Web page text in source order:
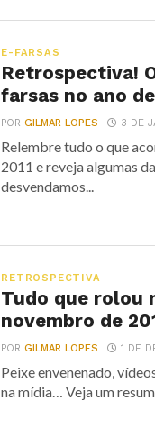
E-FARSAS
Retrospectiva!
farsas no ano de
PORGILMAR LOPES 3 DE
Relembre tudo o que
2011 e reveja algumas
desvendamos...
RETROSPECTIVA
Tudo que rolou
novembro de
PORGILMAR LOPES 1 DE
Peixe envenenado,
na mídia… Veja um